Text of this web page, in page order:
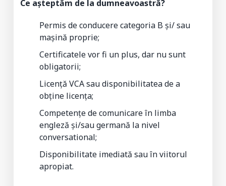
Ce așteptăm de la dumneavoastră?
Permis de conducere categoria B și/ sau
mașină proprie;
Certificatele vor fi un plus, dar nu sunt
obligatorii;
Licență VCA sau disponibilitatea de a
obține licența;
Competențe de comunicare în limba
engleză și/sau germană la nivel
conversational;
Disponibilitate imediată sau în viitorul
apropiat.